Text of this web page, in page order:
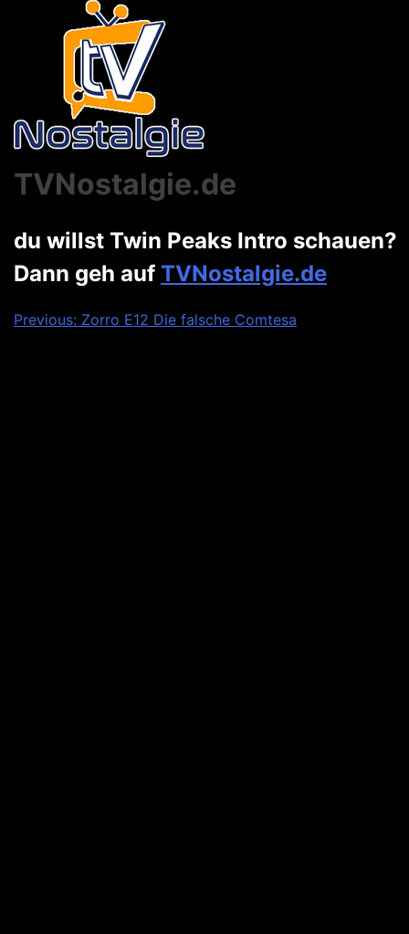
TVNostalgie.de
du willst Twin Peaks Intro schauen?
Dann geh auf TVNostalgie.de
Beitragsnavigation
Previous: Zorro E12 Die falsche Comtesa